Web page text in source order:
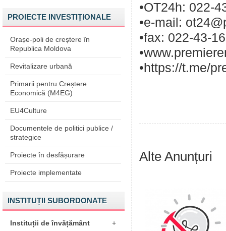
PROIECTE INVESTIȚIONALE
Orașe-poli de creștere în
Republica Moldova
Revitalizare urbană
Primarii pentru Creștere
Economică (M4EG)
EU4Culture
Documentele de politici publice /
strategice
Proiecte în desfășurare
Proiecte implementate
INSTITUȚII SUBORDONATE
Instituții de învățământ +
•OT24h: 022-
•e-mail:
•fax: 022-43-
•https://t.me/
Alte Anunțuri